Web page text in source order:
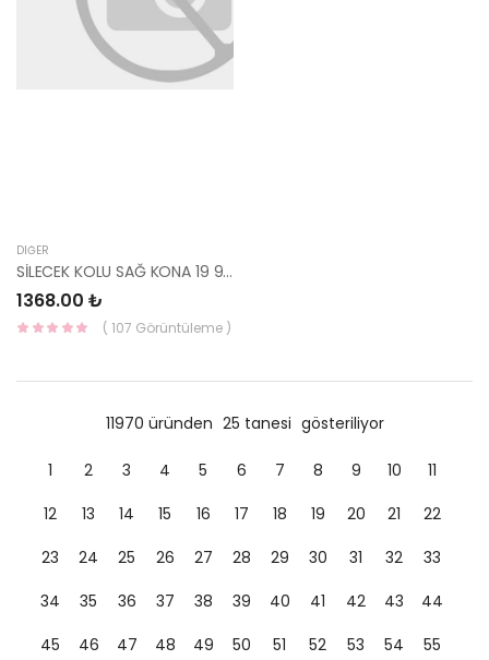
DIĞER
SİLECEK KOLU SAĞ KONA 19 98321-J9000 HMC
1368.00 ₺
( 107 Görüntüleme )
11970 üründen 25 tanesi gösteriliyor
1 2 3 4 5 6 7 8 9 10
11
12
13 14 15 16 17 18 19 20 21
22
23
24 25 26 27 28 29 30 31 32
33
34
35 36 37 38 39 40 41 42 43
44
45
46 47 48 49 50 51 52 53 54
55